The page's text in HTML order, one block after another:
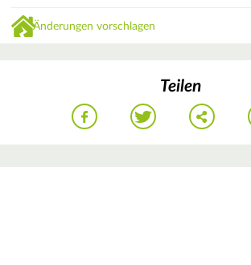
Änderungen vorschlagen
Teilen